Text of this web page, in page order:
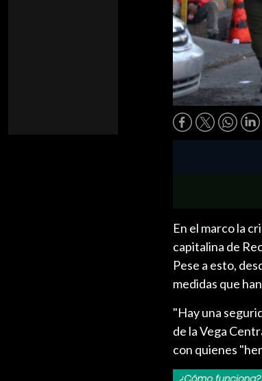
En el marco la
capitalina de
Pese a esto,
medidas que
"Hay una
de la Vega
con quienes